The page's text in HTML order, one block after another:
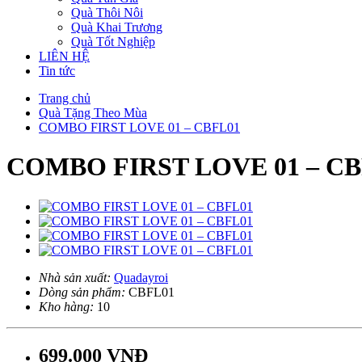
Quà Thôi Nôi
Quà Khai Trương
Quà Tốt Nghiệp
LIÊN HỆ
Tin tức
Trang chủ
Quà Tặng Theo Mùa
COMBO FIRST LOVE 01 – CBFL01
COMBO FIRST LOVE 01 –
Nhà sản xuất: Quadayroi
Dòng sản phẩm: CBFL01
Kho hàng: 10
699.000 VNĐ